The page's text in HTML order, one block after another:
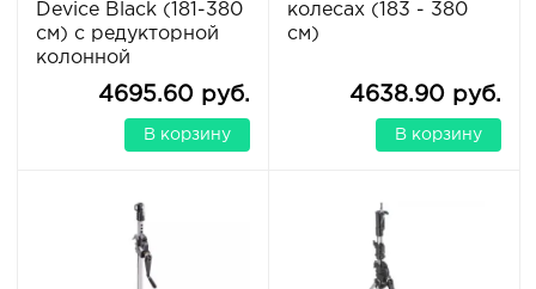
Device Black (181-380
см) с редукторной
колонной
4695.60 руб.
В корзину
колесах (183 - 380
см)
4638.90 руб.
В корзину